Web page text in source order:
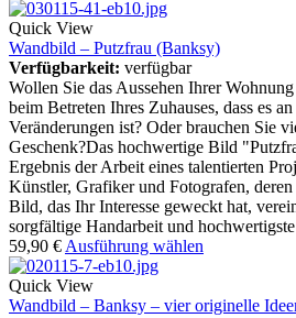
Quick View
Wandbild – Putzfrau (Banksy)
Verfügbarkeit: verfügbar
Wollen Sie das Aussehen Ihrer
beim Betreten Ihres Zuhauses, dass es
Veränderungen ist? Oder brauchen Sie
Geschenk?Das hochwertige Bild
Ergebnis der Arbeit eines talentierten
Künstler, Grafiker und Fotografen,
Bild, das Ihr Interesse geweckt hat,
sorgfältige Handarbeit und
59,90 € Ausführung wählen
Quick View
Wandbild – Banksy – vier originelle